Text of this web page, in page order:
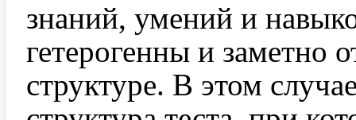
знаний, умений и
гетерогенны и заметно
структуре. В этом